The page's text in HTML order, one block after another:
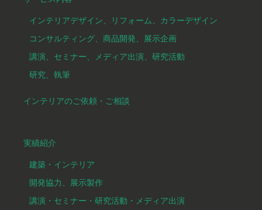
インテリアデザイン、リフォーム、カラーデザイン
コンサルティング、商品開発、展示企画
講演、セミナー、メディア出演、研究活動
研究、執筆
インテリアのご依頼・ご相談
実績紹介
建築・インテリア
開発協力、展示製作
講演・セミナー・研究活動・メディア出演